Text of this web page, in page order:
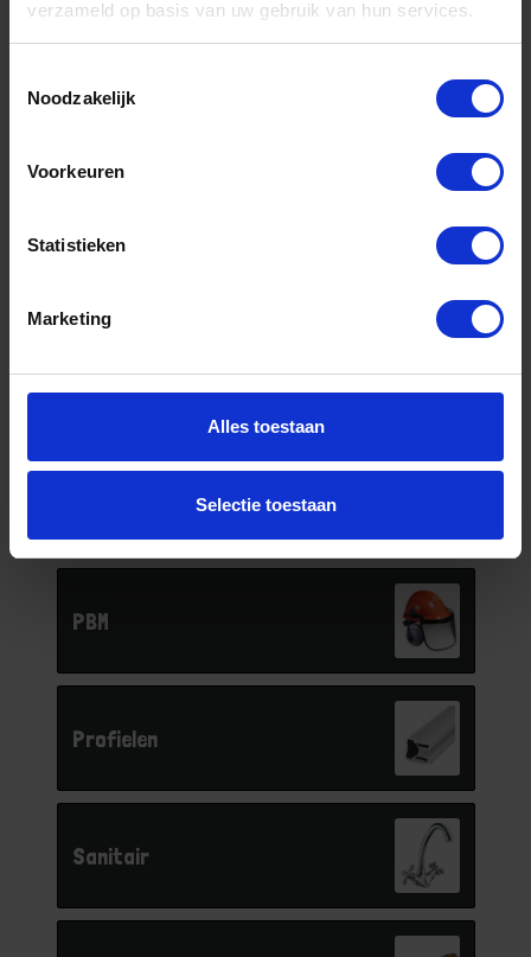
verzameld op basis van uw gebruik van hun services.
Noodzakelijk
Voorkeuren
Statistieken
Marketing
Alles toestaan
Selectie toestaan
Machines
PBM
Profielen
Sanitair